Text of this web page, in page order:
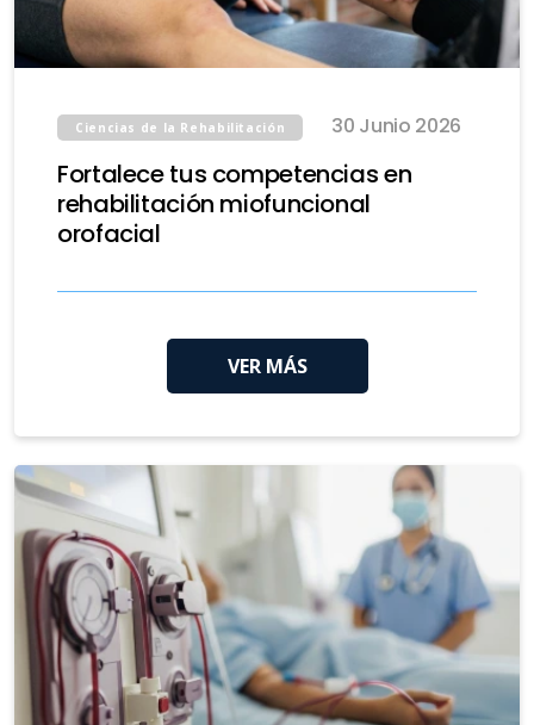
Ciencias de la Rehabilitación 30 Junio 2026
Fortalece tus competencias en
rehabilitación miofuncional
orofacial
VER MÁS